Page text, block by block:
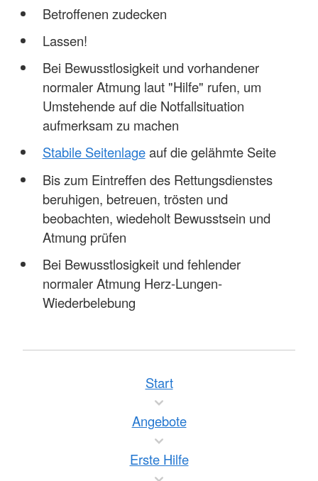
Betroffenen zudecken
Lassen!
Bei Bewusstlosigkeit und vorhandener
normaler Atmung laut "Hilfe" rufen, um
Umstehende auf die Notfallsituation
aufmerksam zu machen
Stabile Seitenlageauf die gelähmte Seite
Bis zum Eintreffen des Rettungsdienstes
beruhigen, betreuen, trösten und
beobachten, wiedeholt Bewusstsein und
Atmung prüfen
Bei Bewusstlosigkeit und fehlender
normaler Atmung Herz-Lungen-
Wiederbelebung
Start
Angebote
Erste Hilfe